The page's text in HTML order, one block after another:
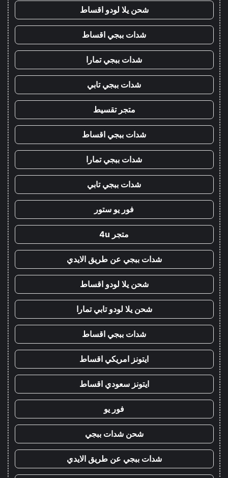
شحن يلا لودو اقساط
شدات ببجي اقساط
شدات ببجي تمارا
شدات ببجي تابي
متجر تقسيط
شدات ببجي اقساط
شدات ببجي تمارا
شدات ببجي تابي
فور يو ستور
متجر 4u
شدات ببجي عن طريق الايدي
شحن يلا لودو اقساط
شحن يلا لودو تابي تمارا
شدات ببجي اقساط
ايتونز امريكي اقساط
ايتونز سعودي اقساط
فور يو
شحن شدات ببجي
شدات ببجي عن طريق الايدي